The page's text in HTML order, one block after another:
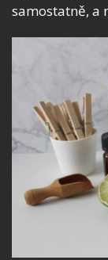
samostatně, a